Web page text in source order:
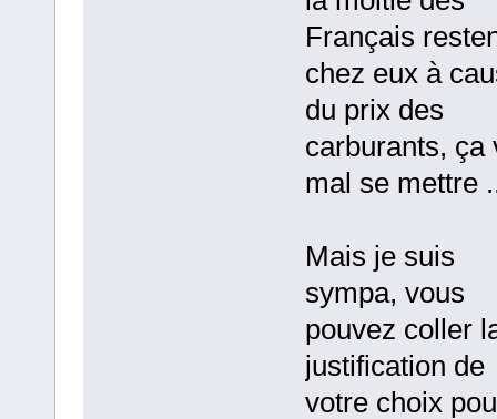
Français
chez eux à
du prix des
carburants, ça
mal se mettre
Mais je suis
sympa, vous
pouvez coller
justification de
votre choix